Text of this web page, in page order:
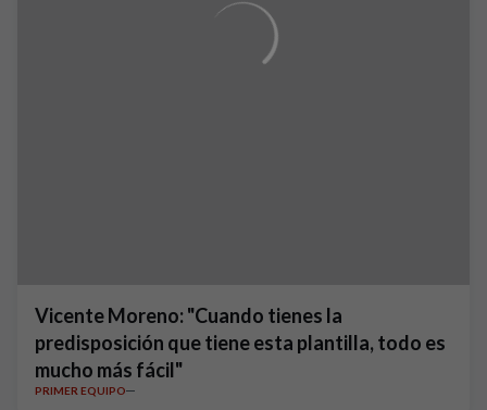
Vicente Moreno: "Cuando tienes la
predisposición que tiene esta plantilla, todo es
mucho más fácil"
PRIMER EQUIPO